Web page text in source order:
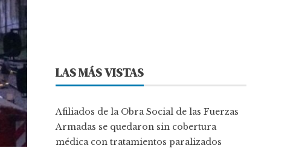
LAS MÁS VISTAS
Afiliados de la Obra Social de las Fuerzas
Armadas se quedaron sin cobertura
médica con tratamientos paralizados